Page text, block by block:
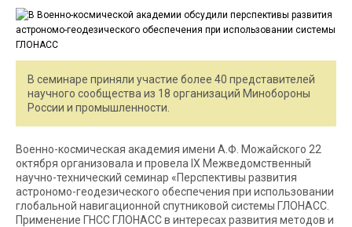
В семинаре приняли участие более 40 представителей
научного сообщества из 18 организаций Минобороны
России и промышленности.
Военно-космическая академия имени А.Ф. Можайского 22
октября организовала и провела IX Межведомственный
научно-технический семинар «Перспективы развития
астрономо-геодезического обеспечения при использовании
глобальной навигационной спутниковой системы ГЛОНАСС.
Применение ГНСС ГЛОНАСС в интересах развития методов и